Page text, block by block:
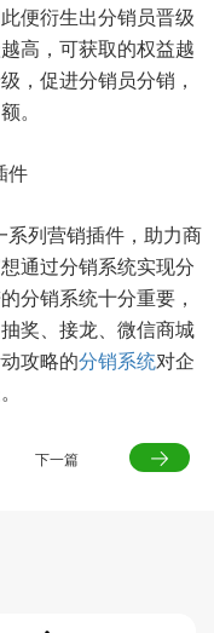
便衍生出分销员晋级
高，可获取的权益越
，促进分销员分销，
。
件
列营销插件，助力商
通过分销系统实现分
分销系统十分重要，
奖、接龙、微信商城
攻略的分销系统对企
下一篇